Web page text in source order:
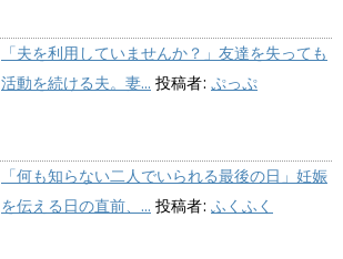
「夫を利用していませんか？」友達を失っても
活動を続ける夫。妻... 投稿者: ぷっぷ
「何も知らない二人でいられる最後の日」妊娠
を伝える日の直前、... 投稿者: ふくふく